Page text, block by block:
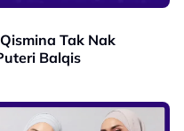
Tak Nak
Balqis